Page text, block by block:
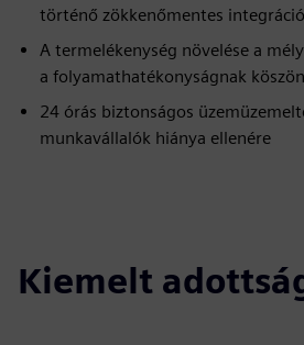
történő zökkenőmentes
A termelékenység növelése a
a folyamathatékonyságnak
24 órás biztonságos
munkavállalók hiánya ellenére
Kiemelt